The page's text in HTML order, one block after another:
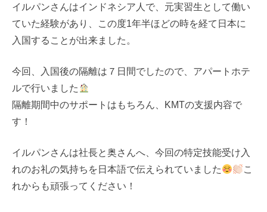
イルパンさんはインドネシア人で、元実習生として働い
ていた経験があり、この度1年半ほどの時を経て日本に
入国することが出来ました。
今回、入国後の隔離は７日間でしたので、アパートホテ
ルで行いました
隔離期間中のサポートはもちろん、KMTの支援内容で
す！
イルパンさんは社長と奥さんへ、今回の特定技能受け入
れのお礼の気持ちを日本語で伝えられていました
こ
れからも頑張ってください！